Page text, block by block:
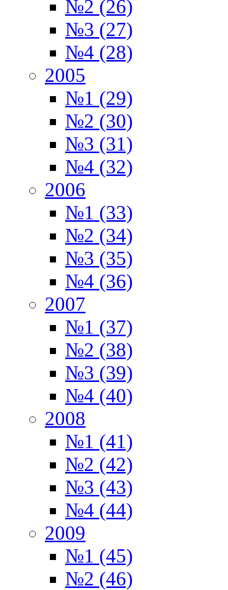
№2 (26)
№3 (27)
№4 (28)
2005
№1 (29)
№2 (30)
№3 (31)
№4 (32)
2006
№1 (33)
№2 (34)
№3 (35)
№4 (36)
2007
№1 (37)
№2 (38)
№3 (39)
№4 (40)
2008
№1 (41)
№2 (42)
№3 (43)
№4 (44)
2009
№1 (45)
№2 (46)